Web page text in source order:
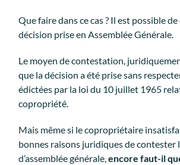
Que faire dans ce cas ? Il est possible
décision prise en Assemblée Générale.
Le moyen de contestation,
que la décision a été prise sans
édictées par la loi du 10 juillet 1965
copropriété.
Mais même si le copropriétaire
bonnes raisons juridiques de contester
d’assemblée générale,encore faut-il